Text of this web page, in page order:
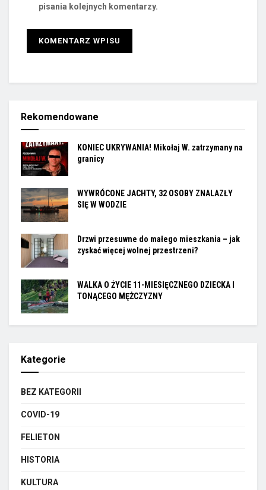
pisania kolejnych komentarzy.
Rekomendowane
KONIEC UKRYWANIA! Mikołaj W. zatrzymany na
granicy
WYWRÓCONE JACHTY, 32 OSOBY ZNALAZŁY
SIĘ W WODZIE
Drzwi przesuwne do małego mieszkania – jak
zyskać więcej wolnej przestrzeni?
WALKA O ŻYCIE 11-MIESIĘCZNEGO DZIECKA I
TONĄCEGO MĘŻCZYZNY
Kategorie
BEZ KATEGORII
COVID-19
FELIETON
HISTORIA
KULTURA